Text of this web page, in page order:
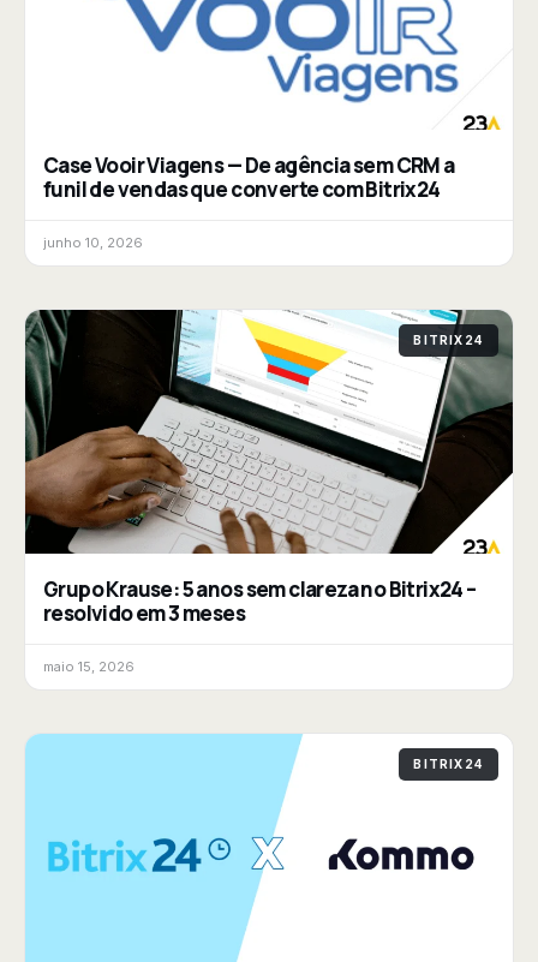
Case Vooir Viagens — De agência sem CRM a
funil de vendas que converte com Bitrix24
junho 10, 2026
BITRIX24
Grupo Krause: 5 anos sem clareza no Bitrix24 –
resolvido em 3 meses
maio 15, 2026
BITRIX24